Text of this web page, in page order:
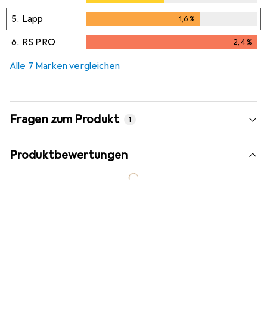
5. Lapp 1,6%
6. RS PRO 2,4%
Alle 7 Marken vergleichen
Fragen zum Produkt 1
Produktbewertungen